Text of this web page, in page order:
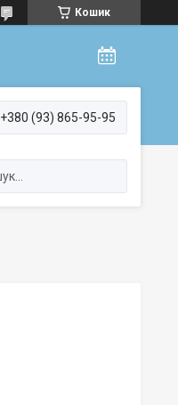
Кошик
+380 (93) 865-95-95